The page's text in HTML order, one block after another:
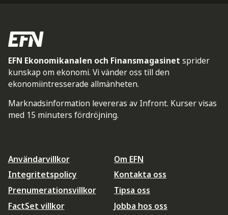
EFN Ekonomikanalen och Finansmagasinet sprider
kunskap om ekonomi. Vi vänder oss till den
ekonomiintresserade allmänheten.
Marknadsinformation levereras av Infront. Kurser visas
med 15 minuters fördröjning.
Användarvillkor
Integritetspolicy
Prenumerationsvillkor
FactSet villkor
Om EFN
Kontakta oss
Tipsa oss
Jobba hos oss